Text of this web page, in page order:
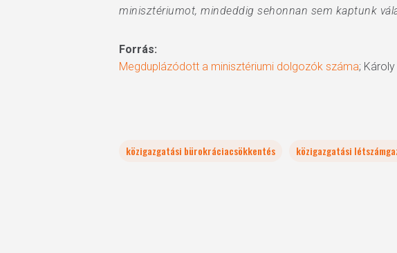
minisztériumot, mindeddig sehonnan sem kaptunk
Forrás:
Megduplázódott a minisztériumi dolgozók száma;
közigazgatási bürokráciacsökkentés közigazgatási